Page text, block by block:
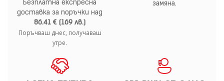
Безплатна експресна
доставка за поръчки над
86.41 € (169 лв.)
Поръчваш днес, получаваш
утре.
замяна.